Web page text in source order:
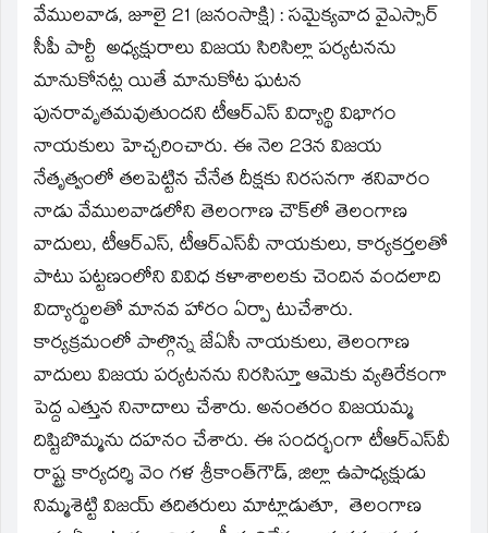
వేములవాడ, జూలై 21 (జనంసాక్షి) : సమైక్యవాద వైఎస్సార్‌
సీపీ పార్టీ అధ్యక్షురాలు విజయ సిరిసిల్లా పర్యటనను
మానుకోనట్ల యితే మానుకోట ఘటన
పునరావృతమవుతుందని టీఆర్‌ఎస్‌ విద్యార్థి విభాగం
నాయకులు హెచ్చరించారు. ఈ నెల 23న విజయ
నేతృత్వంలో తలపెట్టిన చేనేత దీక్షకు నిరసనగా శనివారం
నాడు వేములవాడలోని తెలంగాణ చౌక్‌లో తెలంగాణ
వాదులు, టీఆర్‌ఎస్‌, టీఆర్‌ఎస్‌వీ నాయకులు, కార్యకర్తలతో
పాటు పట్టణంలోని వివిధ కళాశాలలకు చెందిన వందలాది
విద్యార్థులతో మానవ హారం ఏర్పా టుచేశారు.
కార్యక్రమంలో పాల్గొన్న జేఏసీ నాయకులు, తెలంగాణ
వాదులు విజయ పర్యటనను నిరసిస్తూ ఆమెకు వ్యతిరేకంగా
పెద్ద ఎత్తున నినాదాలు చేశారు. అనంతరం విజయమ్మ
దిష్టిబొమ్మను దహనం చేశారు. ఈ సందర్భంగా టీఆర్‌ఎస్‌వీ
రాష్ట్ర కార్యదర్శి వెం గళ శ్రీకాంత్‌గౌడ్‌, జిల్లా ఉపాధ్యక్షుడు
నిమ్మశెట్టి విజయ్‌ తదితరులు మాట్లాడుతూ, తెలంగాణ